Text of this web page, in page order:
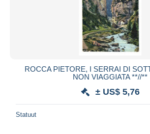
ROCCA PIETORE, I SERRAI DI
NON VIAGGIATA **//**
± US$ 5,76
Statuut